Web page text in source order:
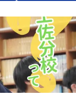
北海道苫前商業高等学
北海道平取高等学校北
海道白糠高等学校北海
道雄武高等学校北海
高等学校岩手県立沼
手県立岩泉高等学校岩
等学校秋田県立矢島高
地高等学校山形県立長
高畠高等学校山形県立